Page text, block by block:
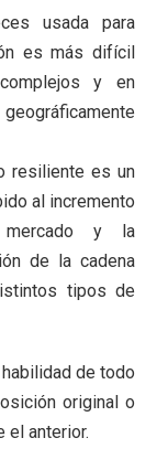
usada para
es más difícil
y en
resiliente es un
al incremento
y la
de la cadena
tipos de
de todo
original o
el anterior.